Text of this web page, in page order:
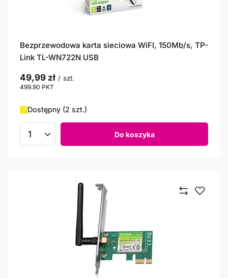
Bezprzewodowa karta sieciowa WiFI, 150Mb/s, TP-
Link TL-WN722N USB
49,99 zł / szt.
499.90 PKT
Dostępny (2 szt.)
Ilość produktów Do koszyka